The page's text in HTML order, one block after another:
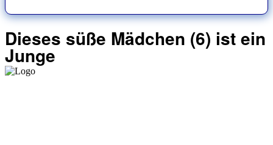
Dieses süße Mädchen (6) ist ein
Junge